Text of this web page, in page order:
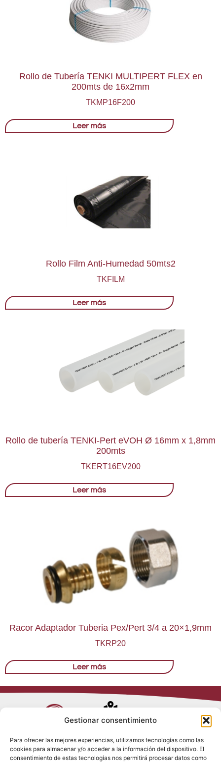
Gestionar consentimiento
Para ofrecer las mejores experiencias, utilizamos tecnologías como las
cookies para almacenar y/o acceder a la información del dispositivo. El
consentimiento de estas tecnologías nos permitirá procesar datos como
Rollo de Tubería TENKI MULTIPERT FLEX en
200mts de 16x2mm
TKMP16F200
Leer más
Rollo Film Anti-Humedad 50mts2
TKFILM
Leer más
Rollo de tubería TENKI-Pert eVOH Ø 16mm x 1,8mm
200mts
TKERT16EV200
Leer más
Racor Adaptador Tuberia Pex/Pert 3/4 a 20×1,9mm
TKRP20
Leer más
Avenida de
28017 Madrid
(España)
Política de
Privacidad